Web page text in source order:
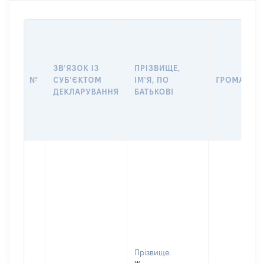
№
ЗВ'ЯЗОК ІЗ
СУБ'ЄКТОМ
ДЕКЛАРУВАННЯ
ПРІЗВИЩЕ,
ІМ'Я, ПО
БАТЬКОВІ
Прізвище: